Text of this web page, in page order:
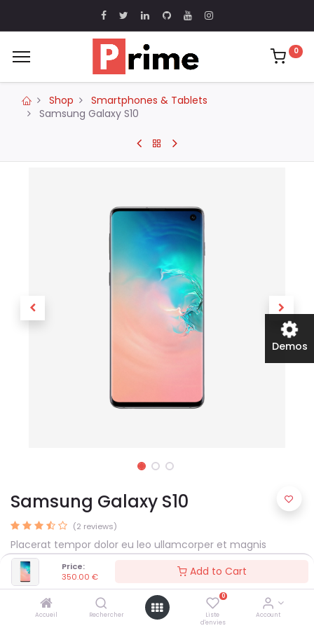
Price:
350.00 € Add to Cart
Accueil Rechercher
0
Liste
d'envies
Account
0
Shop
Smartphones & Tablets
Samsung Galaxy S10
Samsung Galaxy S10
(2 reviews)
Placerat tempor dolor eu leo ullamcorper et magnis
habitant ultrices consectetur arcu nulla mattis fermentum
adipiscing a et bibendum sed platea malesuada eget.
350.00
Demos